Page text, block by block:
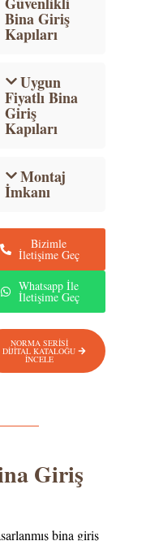
Bina Giriş
Kapıları
Uygun
Fiyatlı Bina
Giriş
Kapıları
Montaj
İmkanı
Bizimle
İletişime Geç
Whatsapp İle
İletişime Geç
NORMA SERİSİ
DİJİTAL KATALOĞU
İNCELE
Giriş
bina giriş